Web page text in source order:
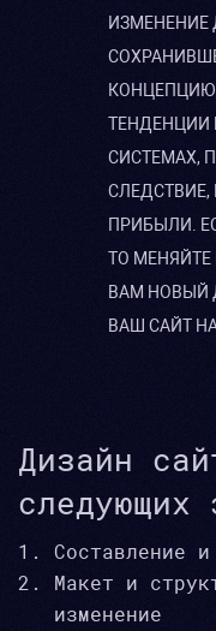
ИЗМЕНЕНИЕ
ТЕНДЕНЦИИ
СИСТЕМАХ,
ПРИБЫЛИ.
ТО
ВАМ НОВЫЙ
ВАШ САЙТ
Дизайн
следующих
Составление
Макет и
изменение